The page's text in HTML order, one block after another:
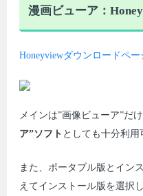
漫画ビューア：
Honeyviewダウンロードペー
メインは”画像ビューア”だけ
ア”ソフト としても十分利用
また、ポータブル版とイン
えてインストール版を選択